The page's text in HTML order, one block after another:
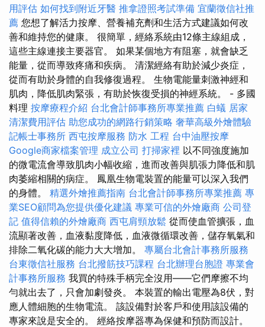
用評估 如何找到附近牙醫 推拿證照考試準備 宜蘭徵信社推
薦 您想了解活力按摩、營養補充劑和生活方式建議如何改
善和維持您的健康。 很簡單，經絡系統由12條主線組成，
這些主線連接主要器官。 如果某個地方有阻塞，就會缺乏
能量，從而導致疼痛和疾病。 清潔經絡有助於減少炎症，
從而有助於身體的自我修復過程。 生物電能量刺激神經和
肌肉，降低肌肉緊張，有助於恢復受損的神經系統。 - 多國
料理 按摩療程介紹 台北會計師事務所專業推薦 白蟻 居家
清潔費用評估 助您成功的網路行銷策略 奢華高級外燴體驗
記帳士事務所 西屯按摩服務 防水 工程 台中油壓按摩
Google商家檔案管理 成立公司 打掃家裡 以不同強度施加
的微電流會導致肌肉小幅收縮，進而改善與肌張力降低和肌
肉萎縮相關的病症。 鳳凰生物電裝置的能量可以深入我們
的身體。 精選外燴推薦指南 台北會計師事務所專業推薦 專
業SEO顧問為您提供優化建議 專業可信的外燴廠商 公司登
記 值得信賴的外燴廠商 西屯肩頸放鬆 從而使血管擴張，血
流顯著改善，血液黏度降低，血液微循環改善，儲存氧氣和
排除二氧化碳的能力大大增加。 專屬台北會計事務所服務
台東徵信社服務 台北撥筋技巧課程 台北辦理台胞證 專業會
計事務所服務 我買的特殊手柄完全沒用——它們摩擦不均
勻就出去了，只會加劇發炎。 本裝置的輸出電壓為8伏，對
應人體細胞的生物電流。 該設備對於客戶和使用該設備的
專家來說是安全的。 經絡按摩器專為保健和預防而設計。